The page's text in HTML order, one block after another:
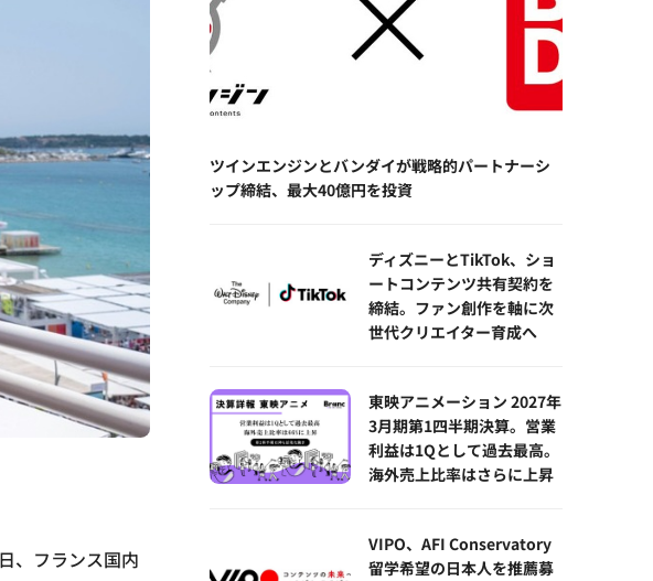
、フランス国内
ツインエンジンとバンダイが戦略的パートナーシ
ップ締結、最大40億円を投資
ディズニーとTikTok、ショ
ートコンテンツ共有契約を
締結。ファン創作を軸に次
世代クリエイター育成へ
東映アニメーション 2027年
3月期第1四半期決算。営業
利益は1Qとして過去最高。
海外売上比率はさらに上昇
VIPO、AFI Conservatory
留学希望の日本人を推薦募